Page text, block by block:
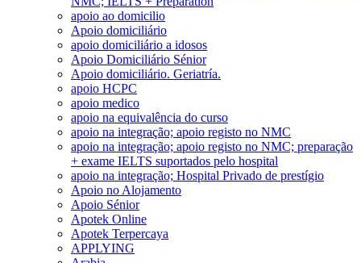
apoio ao domicilio
Apoio domiciliário
apoio domiciliário a idosos
Apoio Domiciliário Sénior
Apoio domiciliário. Geriatría.
apoio HCPC
apoio medico
apoio na equivalência do curso
apoio na integração; apoio registo no NMC
apoio na integração; apoio registo no NMC; preparação
+ exame IELTS suportados pelo hospital
apoio na integração; Hospital Privado de prestígio
Apoio no Alojamento
Apoio Sénior
Apotek Online
Apotek Terpercaya
APPLYING